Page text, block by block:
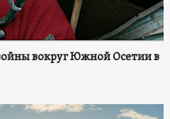
вокруг Южной Осетии в